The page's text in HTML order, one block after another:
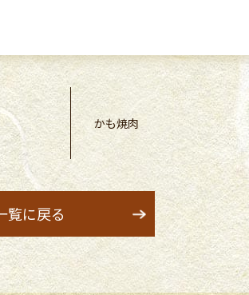
かも焼肉
覧に戻る